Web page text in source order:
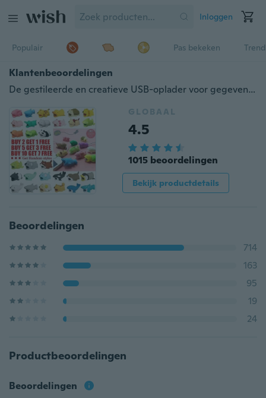
Inloggen
Populair Pas bekeken
Klantenbeoordelingen
De gestileerde en creatieve USB-oplader voor gegevensbescherming voor de Iphone en Ipad typec android schattige minidraadbeschermingskabel voor de accessoires van het telefoonsnoer
GLOBAAL
4.5
1015 beoordelingen
Bekijk productdetails
Beoordelingen
714
163
95
19
24
Productbeoordelingen
Beoordelingen